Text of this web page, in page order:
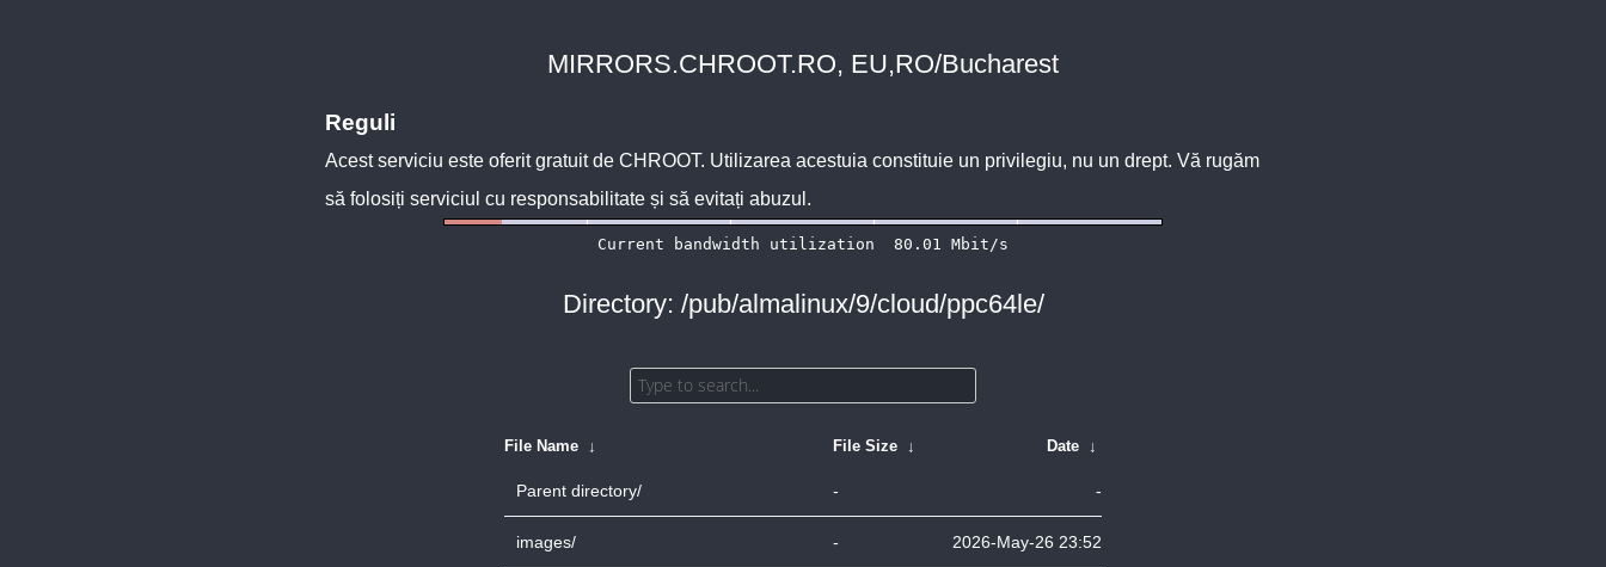
MIRRORS.CHROOT.RO, EU,RO/Bucharest
Reguli
Acest serviciu este oferit gratuit de CHROOT. Utilizarea acestuia constituie un privilegiu, nu un drept. Vă rugăm
să folosiți serviciul cu responsabilitate și să evitați abuzul.
Directory: /pub/almalinux/9/cloud/ppc64le/
File Name ↓ File Size ↓ Date ↓
Parent directory/ - -
images/ - 2026-May-26 23:52